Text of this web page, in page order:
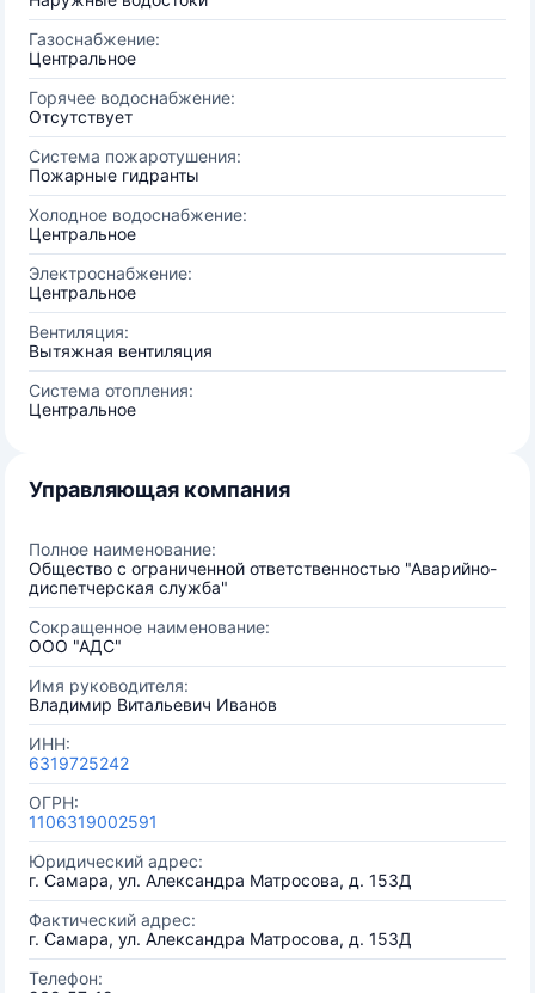
Газоснабжение:
Центральное
Горячее водоснабжение:
Отсутствует
Система пожаротушения:
Пожарные гидранты
Холодное водоснабжение:
Центральное
Электроснабжение:
Центральное
Вентиляция:
Вытяжная вентиляция
Система отопления:
Центральное
Управляющая компания
Полное наименование:
Общество с ограниченной ответственностью "Аварийно-
диспетчерская служба"
Сокращенное наименование:
ООО "АДС"
Имя руководителя:
Владимир Витальевич Иванов
ИНН:
6319725242
ОГРН:
1106319002591
Юридический адрес:
г. Самара, ул. Александра Матросова, д. 153Д
Фактический адрес:
г. Самара, ул. Александра Матросова, д. 153Д
Телефон: